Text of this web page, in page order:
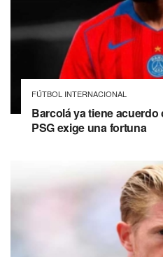
FÚTBOL INTERNACIONAL
Barcolá ya tiene
PSG exige una fortuna